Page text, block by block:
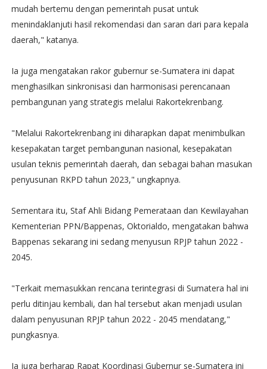
mudah bertemu dengan pemerintah pusat untuk
menindaklanjuti hasil rekomendasi dan saran dari para kepala
daerah," katanya.
Ia juga mengatakan rakor gubernur se-Sumatera ini dapat
menghasilkan sinkronisasi dan harmonisasi perencanaan
pembangunan yang strategis melalui Rakortekrenbang.
"Melalui Rakortekrenbang ini diharapkan dapat menimbulkan
kesepakatan target pembangunan nasional, kesepakatan
usulan teknis pemerintah daerah, dan sebagai bahan masukan
penyusunan RKPD tahun 2023," ungkapnya.
Sementara itu, Staf Ahli Bidang Pemerataan dan Kewilayahan
Kementerian PPN/Bappenas, Oktorialdo, mengatakan bahwa
Bappenas sekarang ini sedang menyusun RPJP tahun 2022 -
2045.
"Terkait memasukkan rencana terintegrasi di Sumatera hal ini
perlu ditinjau kembali, dan hal tersebut akan menjadi usulan
dalam penyusunan RPJP tahun 2022 - 2045 mendatang,"
pungkasnya.
Ia juga berharap Rapat Koordinasi Gubernur se-Sumatera ini